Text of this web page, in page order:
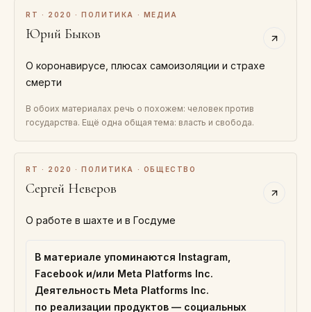
RT · 2020 · ПОЛИТИКА · МЕДИА
Юрий Быков
О коронавирусе, плюсах самоизоляции и страхе
смерти
В обоих материалах речь о похожем: человек против
государства. Ещё одна общая тема: власть и свобода.
RT · 2020 · ПОЛИТИКА · ОБЩЕСТВО
Сергей Неверов
О работе в шахте и в Госдуме
В материале упоминаются Instagram,
Facebook и/или Meta Platforms Inc.
Деятельность Meta Platforms Inc.
по реализации продуктов — социальных